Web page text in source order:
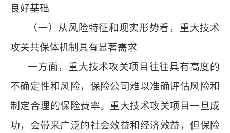
良好基础
（一）从风险特征和现实形势看，重大技术
攻关共保体机制具有显著需求
一方面，重大技术攻关项目往往具有高度的
不确定性和风险，保险公司难以准确评估风险和
制定合理的保险费率。重大技术攻关项目一旦成
功，会带来广泛的社会效益和经济效益，但保险